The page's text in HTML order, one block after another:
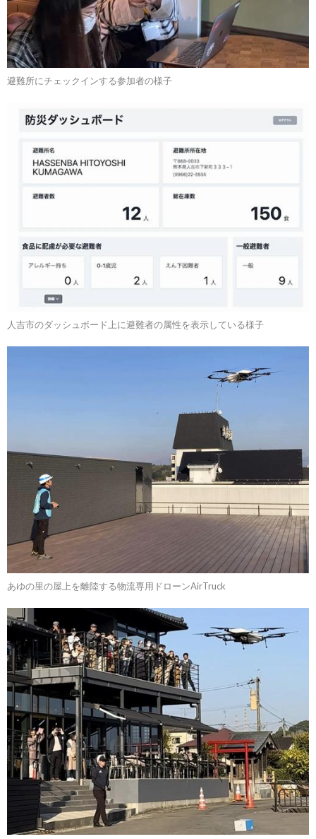
避難所にチェックインする参加者の様子
人吉市のダッシュボード上に避難者の属性を表示している様子
あゆの里の屋上を離陸する物流専用ドローンAirTruck